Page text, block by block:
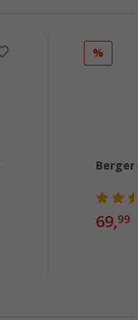
%
Berger
69,99